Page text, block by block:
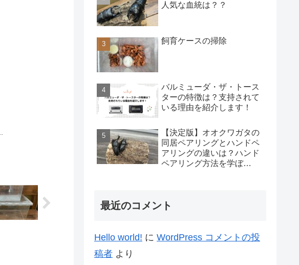
人気な血統は？？
飼育ケースの掃除
バルミューダ・ザ・トース
ターの特徴は？支持されて
いる理由を紹介します！
【決定版】オオクワガタの
同居ペアリングとハンドペ
アリングの違いは？ハンド
ペアリング方法を学ぼ
最近のコメント
Hello world! に WordPress コメントの投
稿者 より